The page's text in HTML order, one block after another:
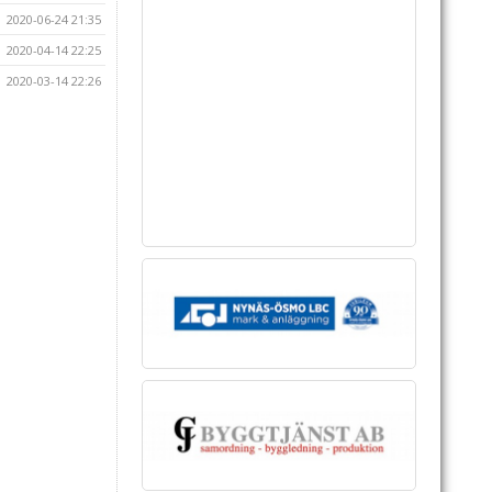
2020-06-24 21:35
2020-04-14 22:25
2020-03-14 22:26